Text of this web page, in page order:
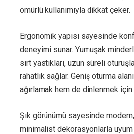
ömürlü kullanımıyla dikkat çeker.
Ergonomik yapısı sayesinde
deneyimi sunar. Yumuşak
sırt yastıkları, uzun süreli
rahatlık sağlar. Geniş oturma
ağırlamak hem de dinlenmek
Şık görünümü sayesinde
minimalist dekorasyonlarla